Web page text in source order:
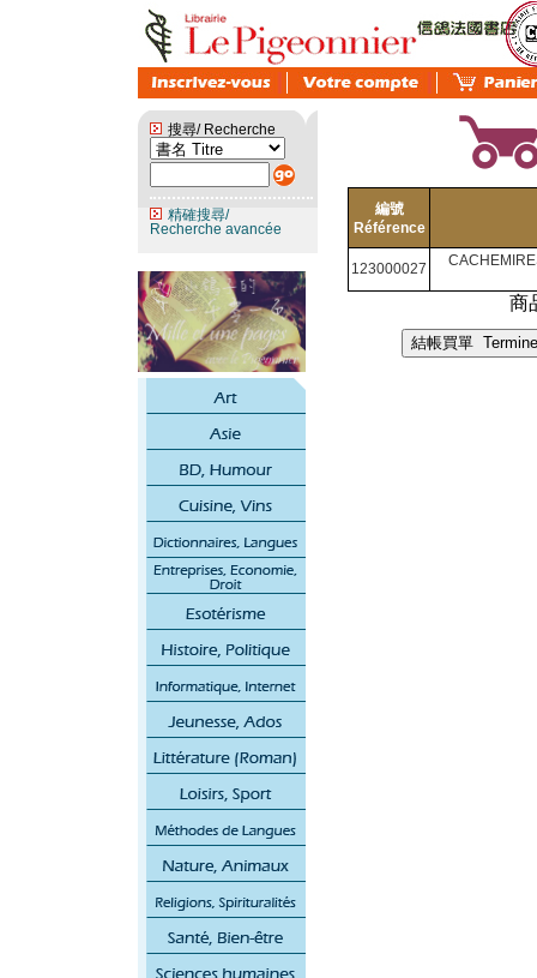
搜尋/ Recherche
精確搜尋/
Recherche avancée
編號
Référence
123000027
商